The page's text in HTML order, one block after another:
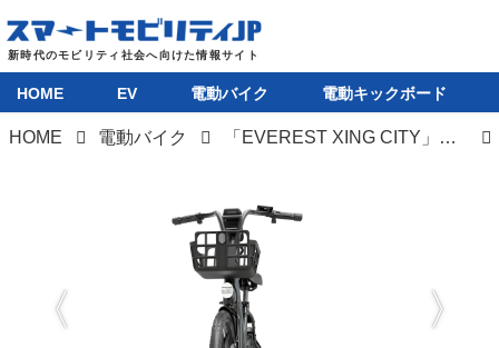
電動バイク
電動キックボード
HOME EV 電動バイク 電動キックボード
HOME 電動バイク 「EVEREST XING CITY」シリーズは特定小型原付と電動アシスト自転車の二本立てで、驚異の登坂性能51％を誇る